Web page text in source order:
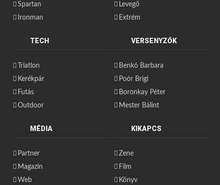
Spartan
Ironman
Levegő
Extrém
TECH
Triatlon
Kerékpár
Futás
Outdoor
VERSENYZŐK
Benkó Barbara
Poór Brigi
Boronkay Péter
Mester Bálint
MÉDIA
Partner
Magazin
Web
KIKAPCS
Zene
Film
Könyv